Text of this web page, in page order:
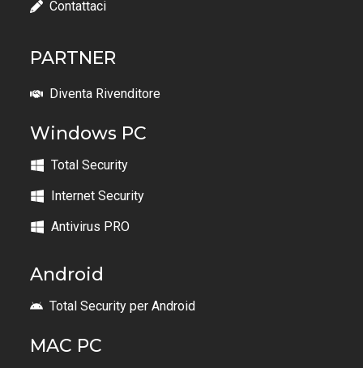
Contattaci
PARTNER
Diventa Rivenditore
Windows PC
Total Security
Internet Security
Antivirus PRO
Android
Total Security per Android
MAC PC